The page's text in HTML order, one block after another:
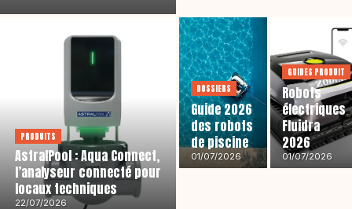
PRODUITS
AstralPool : Aqua Connect,
l’analyseur connecté pour
locaux techniques
22/07/2026
DOSSIERS
Guide 2026
des robots
de piscine
01/07/2026
GUIDES PRODUIT
Robots
électriques
Fluidra
2026
01/07/2026